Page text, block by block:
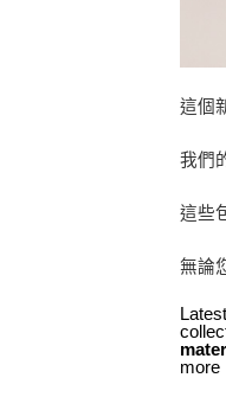
這個
我們
這些
無論
more